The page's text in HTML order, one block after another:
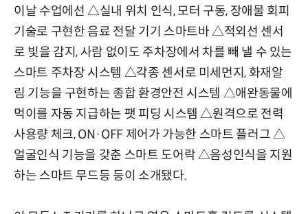
이날 수업에선 △실내 위치 인식, 모터 구동, 장애물 회피
기술로 구현한 음료 전달 기기 스마트바 △적외선 센서
로 빛을 감지, 사람 없이도 주차장에서 차를 빼 낼 수 있는
스마트 주차장 시스템 △각종 센서로 미세먼지, 화재알
림 기능을 구현하는 종합 환경안전 시스템 △애완동물에
먹이를 자동 지급하는 팻 피딩 시스템 △원격으로 전력
사용량 체크, ON·OFF 제어가 가능한 스마트 플러그 △
얼굴인식 기능을 갖춘 스마트 도어락 △음성인식을 지원
하는 스마트 무드등 등이 소개됐다.